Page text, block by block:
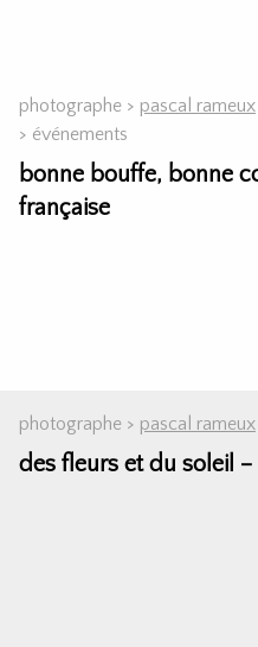
photographe > pascal rameux
> événements
bonne bouffe, bonne
française
photographe > pascal rameux
des fleurs et du soleil